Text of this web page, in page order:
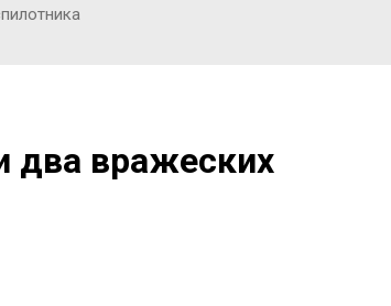
два вражеских